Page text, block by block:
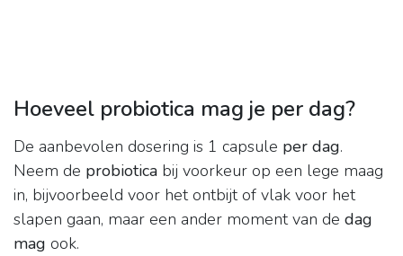
Hoeveel probiotica mag je per dag?
De aanbevolen dosering is 1 capsule per dag.
Neem de probiotica bij voorkeur op een lege maag
in, bijvoorbeeld voor het ontbijt of vlak voor het
slapen gaan, maar een ander moment van de dag
mag ook.